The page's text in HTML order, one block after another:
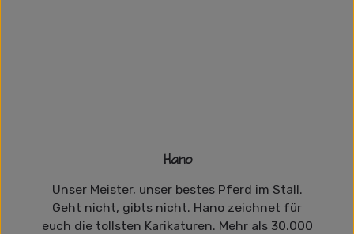
Hano
Unser Meister, unser bestes Pferd im Stall.
Geht nicht, gibts nicht. Hano zeichnet für
euch die tollsten Karikaturen. Mehr als 30.000